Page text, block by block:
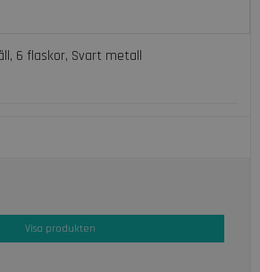
6 flaskor, Svart metall
Visa produkten